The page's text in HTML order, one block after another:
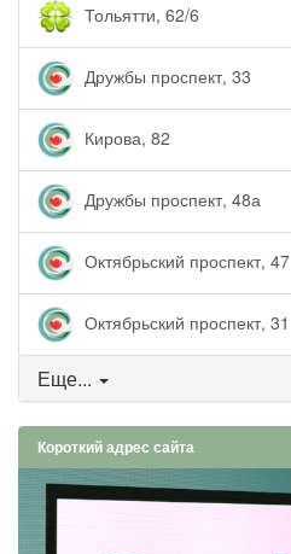
Тольятти, 62/6
Дружбы проспект, 33
Кирова, 82
Дружбы проспект, 48а
Октябрьский проспект, 47
Октябрьский проспект, 31
Еще...
Короткий адрес сайта